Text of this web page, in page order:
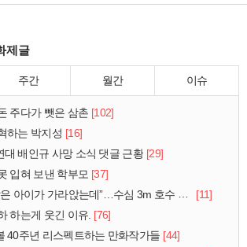
제글
주간 월간 이슈
주다가 뺏은 삼촌 [102]
하는 박지성 [16]
대 배인규 사망 소식 댓글 근황 [29]
입혀 보낸 학부모 [37]
이가 가라앉는데”…수심 3m 호수 뛰어든 60대 의인
[11]
하는게 웃긴 이유. [76]
40주년 리스펙트하는 만화작가들 [44]